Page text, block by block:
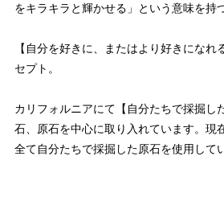
をキラキラと輝かせる」という意味を持
【自分を好きに、またはより好きになれ
セプト。
カリフォルニアにて【自分たちで採掘し
石、原石を中心に取り入れています。現
全て自分たちで採掘した原石を使用して